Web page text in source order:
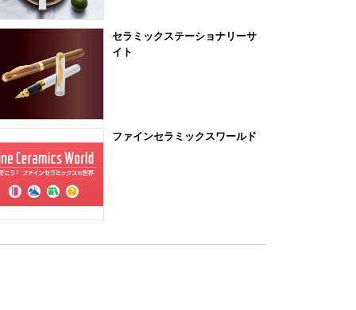
セラミックステーショナリーサ
イト
ファインセラミックスワールド